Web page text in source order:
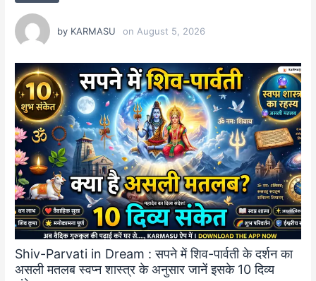
by KARMASU on August 5, 2026
Shiv-Parvati in Dream : सपने में शिव-पार्वती के दर्शन का
असली मतलब स्वप्न शास्त्र के अनुसार जानें इसके 10 दिव्य